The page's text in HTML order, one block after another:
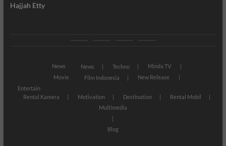
Hajjah Etty
News News Techno
Minda TV
Movie
Film Indonesia
New Release
Entertain
Rental Kamera
Motivation Destination
Rental Mobil
Multimedia
Blog